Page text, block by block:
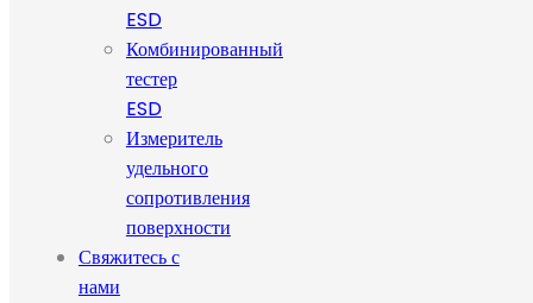
ESD
Комбинированный
тестер
ESD
Измеритель
удельного
сопротивления
поверхности
Свяжитесь с
нами